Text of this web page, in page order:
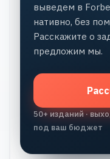
выведем в
нативно, без
Расскажите о
предложим мы.
50+ изданий ·
под ваш бюджет